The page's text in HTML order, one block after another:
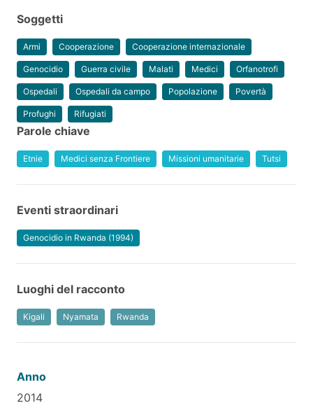
Soggetti
Armi Cooperazione Cooperazione internazionale
Genocidio Guerra civile Malati Medici Orfanotrofi
Ospedali Ospedali da campo Popolazione Povertà
Profughi Rifugiati
Parole chiave
Etnie Medici senza Frontiere Missioni umanitarie Tutsi
Eventi straordinari
Genocidio in Rwanda (1994)
Luoghi del racconto
Kigali Nyamata Rwanda
Anno
2014